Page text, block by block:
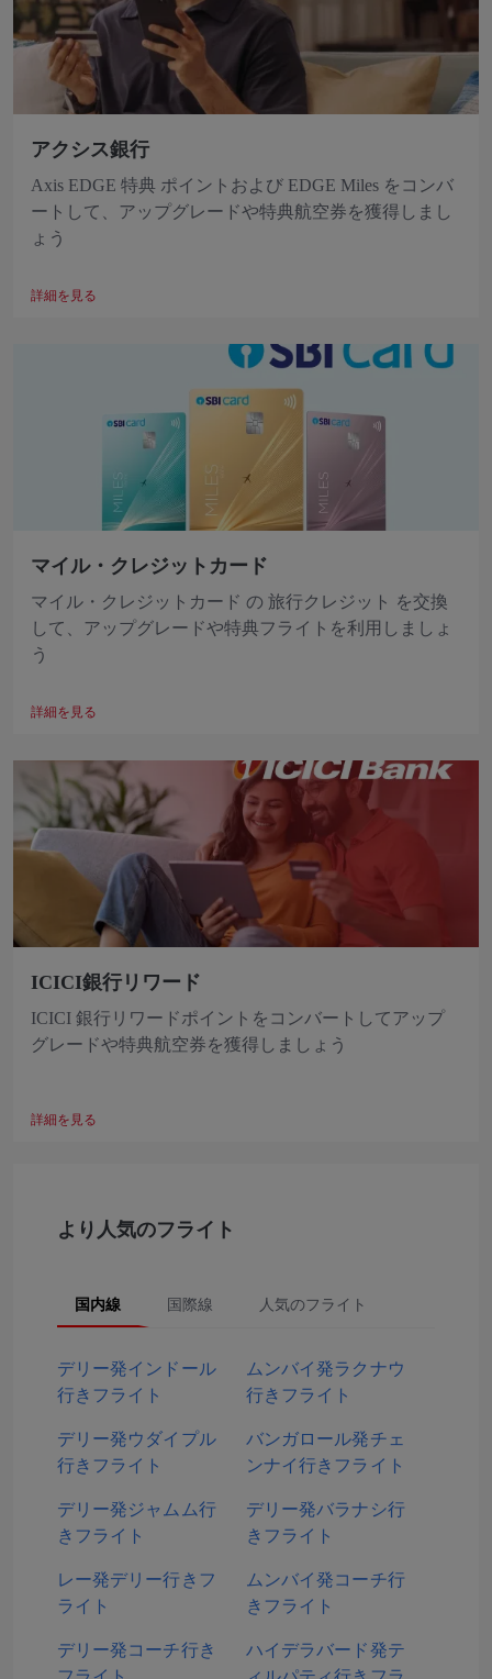
アクシス銀行
Axis EDGE 特典 ポイントおよび EDGE Miles をコンバ
ートして、アップグレードや特典航空券を獲得しまし
ょう
詳細を見る
マイル・クレジットカード
マイル・クレジットカード の 旅行クレジット を交換
して、アップグレードや特典フライトを利用しましょ
う
詳細を見る
ICICI銀行リワード
ICICI 銀行リワードポイントをコンバートしてアップ
グレードや特典航空券を獲得しましょう
詳細を見る
より人気のフライト
国内線 国際線 人気のフライト
デリー発インドール
行きフライト
ムンバイ発ラクナウ
行きフライト
デリー発ウダイプル
行きフライト
バンガロール発チェ
ンナイ行きフライト
デリー発ジャムム行
きフライト
デリー発バラナシ行
きフライト
レー発デリー行きフ
ライト
ムンバイ発コーチ行
きフライト
デリー発コーチ行き
ハイデラバード発テ